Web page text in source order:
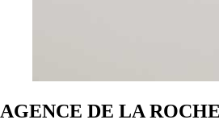
AGENCE DE LA